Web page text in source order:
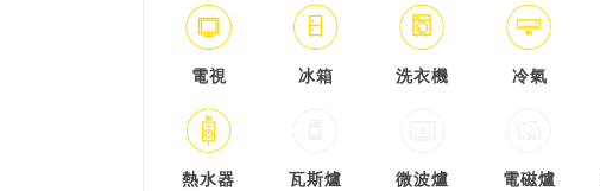
電視 冰箱 洗衣機 冷氣
熱水器 瓦斯爐 微波爐 電磁爐